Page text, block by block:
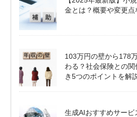
金とは？概要や変更点
103万円の壁から178
わる？社会保険との
き5つのポイントを解
生成AIおすすめサービ